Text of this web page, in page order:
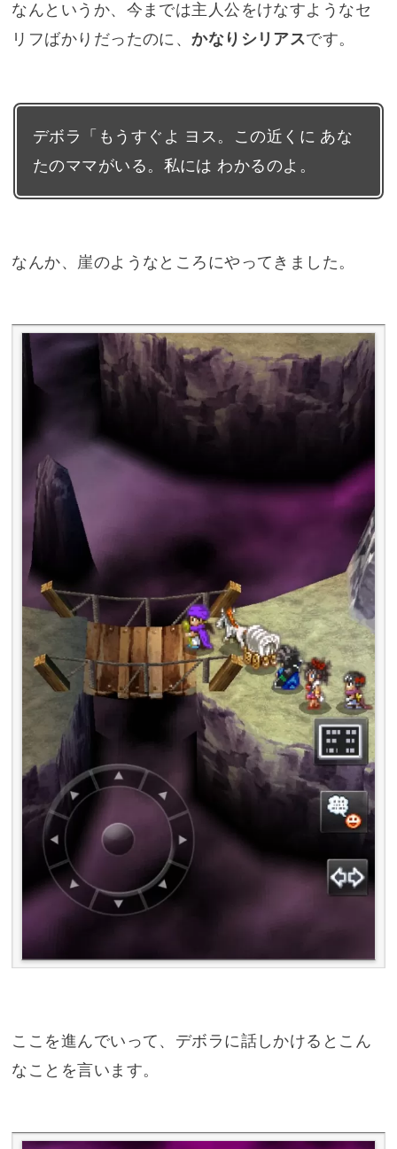
なんというか、今までは主人公をけなすようなセ
リフばかりだったのに、かなりシリアスです。
デボラ「もうすぐよ ヨス。この近くに あな
たのママがいる。私には わかるのよ。
なんか、崖のようなところにやってきました。
ここを進んでいって、デボラに話しかけるとこん
なことを言います。